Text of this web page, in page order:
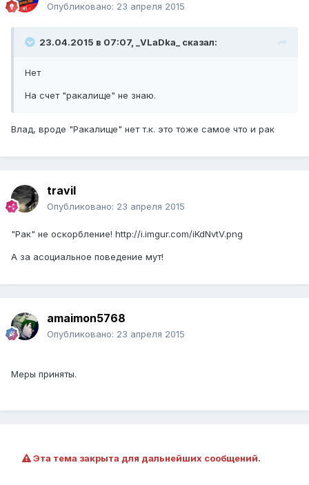
Опубликовано: 23 апреля 2015
23.04.2015 в 07:07, _VLaDka_ сказал:
Нет
На счет "ракалище" не знаю.
Влад, вроде "Ракалище" нет т.к. это тоже самое что и рак
travil
Опубликовано: 23 апреля 2015
"Рак" не оскорбление! http://i.imgur.com/iKdNvtV.png
А за асоциальное поведение мут!
amaimon5768
Опубликовано: 23 апреля 2015
Меры приняты.
Эта тема закрыта для дальнейших сообщений.